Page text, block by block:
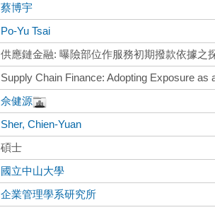
蔡博宇
Po-Yu Tsai
供應鏈金融: 曝險部位作服務初期撥款依據之
Supply Chain Finance: Adopting Exposure as
佘健源
Sher, Chien-Yuan
碩士
國立中山大學
企業管理學系研究所